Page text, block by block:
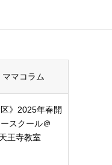
ママコラム
区》2025年春開
スクール＠
王寺教室